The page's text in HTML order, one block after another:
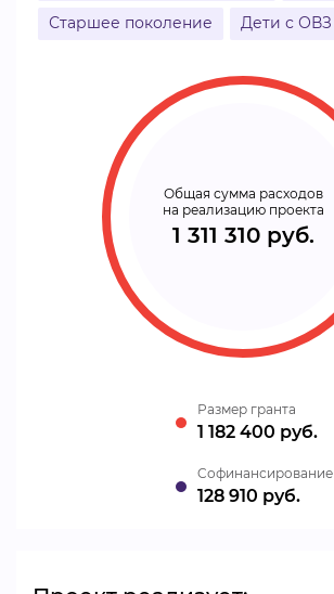
Старшее поколение
Дети с ОВЗ
Общая сумма расходов
на реализацию проекта
1 311 310 руб.
Размер гранта
1 182 400 руб.
Cофинансирование
128 910 руб.